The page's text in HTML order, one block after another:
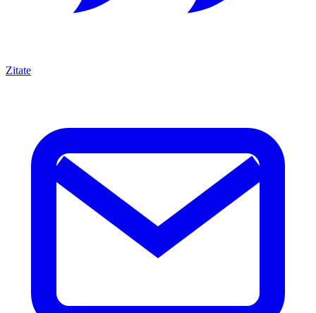
Zitate